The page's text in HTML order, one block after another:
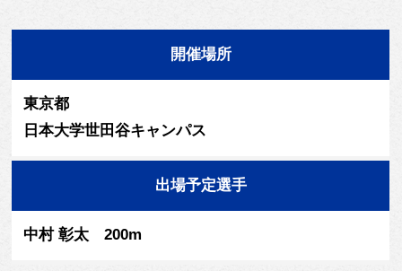
開催場所
東京都
日本大学世田谷キャンパス
出場予定選手
中村 彰太 200m